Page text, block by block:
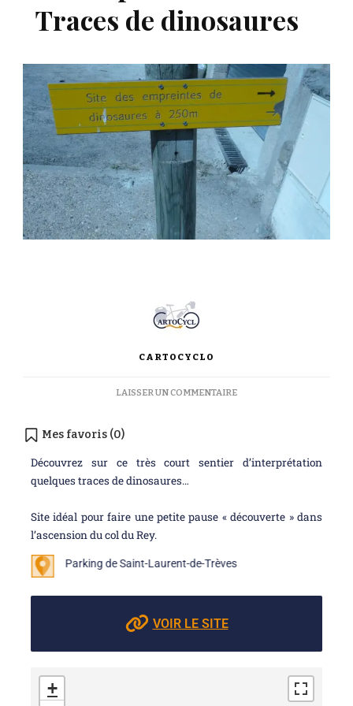
Traces de dinosaures
CARTOCYCLO
LAISSER UN COMMENTAIRE
Mes favoris (0)
Découvrez sur ce très court sentier d’interprétation
quelques traces de dinosaures…
Site idéal pour faire une petite pause « découverte » dans
l’ascension du col du Rey.
Parking de Saint-Laurent-de-Trèves
VOIR LE SITE
+